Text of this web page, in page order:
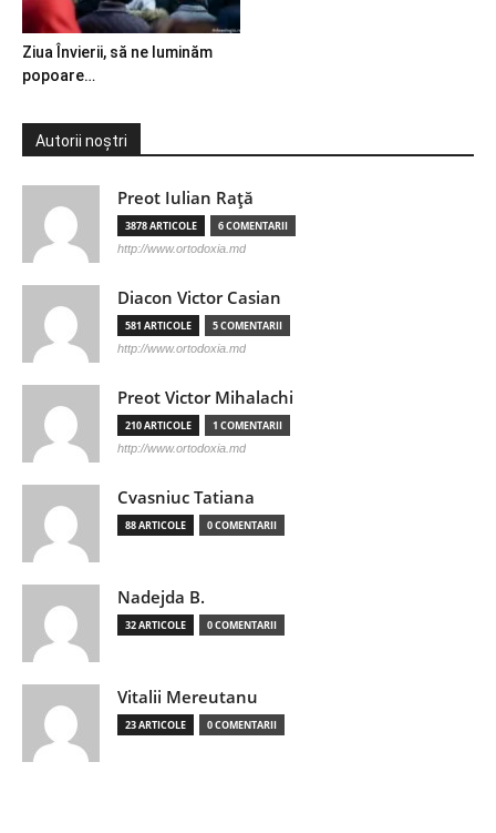
Ziua Învierii, să ne luminăm
popoare…
Autorii noștri
Preot Iulian Raţă
3878 ARTICOLE 6 COMENTARII
http://www.ortodoxia.md
Diacon Victor Casian
581 ARTICOLE 5 COMENTARII
http://www.ortodoxia.md
Preot Victor Mihalachi
210 ARTICOLE 1 COMENTARII
http://www.ortodoxia.md
Cvasniuc Tatiana
88 ARTICOLE 0 COMENTARII
Nadejda B.
32 ARTICOLE 0 COMENTARII
Vitalii Mereutanu
23 ARTICOLE 0 COMENTARII